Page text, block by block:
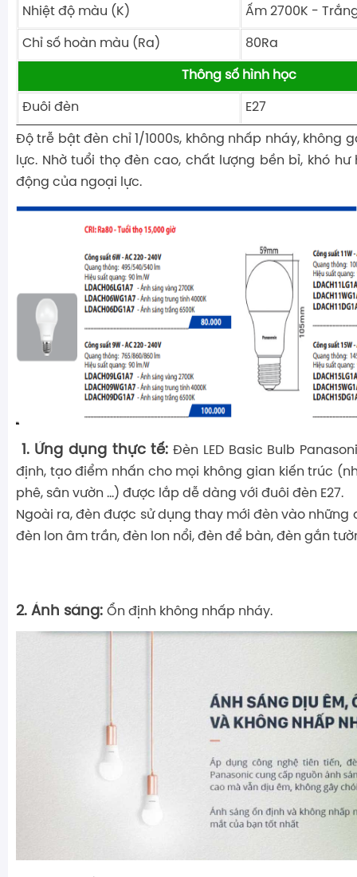
Nhiệt độ màu (K) Ấm 2700K -
Chỉ số hoàn màu (Ra) 80Ra
Thông số hình học
Đuôi đèn E27
Độ trễ bật đèn chỉ 1/1000s, không nhấp nháy, không
lực. Nhờ tuổi thọ đèn cao, chất lượng bền bỉ, khó
động của ngoại lực.
1. Ứng dụng thực tế: Đèn LED Basic Bulb
định, tạo điểm nhấn cho mọi không gian kiến trúc
phê, sân vườn ...) được lắp dễ dàng với đuôi đèn E27.
Ngoài ra, đèn được sử dụng thay mới đèn vào những
đèn lon âm trần, đèn lon nổi, đèn để bàn, đèn gắn
2. Ánh sáng: Ổn định không nhấp nháy.